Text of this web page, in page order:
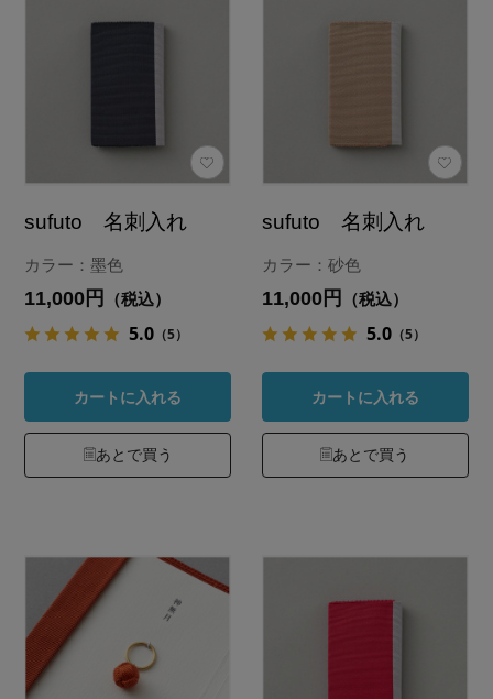
sufuto 名刺入れ
カラー：墨色
11,000円 （税込）
5.0 （5）
カートに入れる
あとで買う
sufuto 名刺入れ
カラー：砂色
11,000円 （税込）
5.0 （5）
カートに入れる
あとで買う